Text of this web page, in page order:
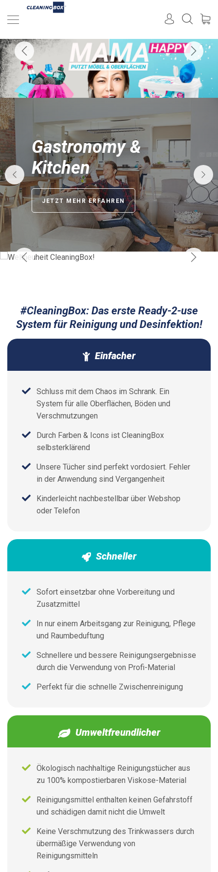
Jetzt kaufen!
Gastronomie &
Küche
JETZT MEHR ERFAHREN
#CleaningBox: Das erste Ready-2-use
System für Reinigung und Desinfektion!
Einfacher
Schluss mit dem Chaos im Schrank. Ein
System für alle Oberflächen, Böden und
Verschmutzungen
Durch Farben & Icons ist CleaningBox
selbsterklärend
Unsere Tücher sind perfekt vordosiert. Fehler
in der Anwendung sind Vergangenheit
Kinderleicht nachbestellbar über Webshop
oder Telefon
Schneller
Sofort einsetzbar ohne Vorbereitung und
Zusatzmittel
In nur einem Arbeitsgang zur Reinigung, Pflege
und Raumbeduftung
Schnellere und bessere Reinigungsergebnisse
durch die Verwendung von Profi-Material
Perfekt für die schnelle Zwischenreinigung
Umweltfreundlicher
Ökologisch nachhaltige Reinigungstücher aus
zu 100% kompostierbaren Viskose-Material
Reinigungsmittel enthalten keinen Gefahrstoff
und schädigen damit nicht die Umwelt
Keine Verschmutzung des Trinkwassers durch
übermäßige Verwendung von
Reinigungsmitteln